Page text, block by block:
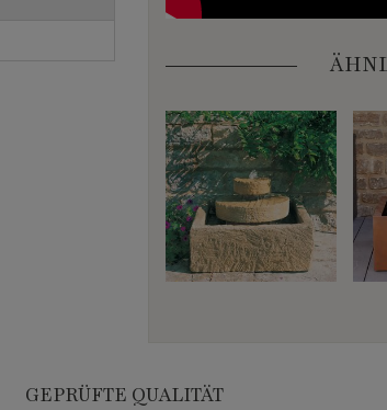
GEPRÜFTE QUALITÄT